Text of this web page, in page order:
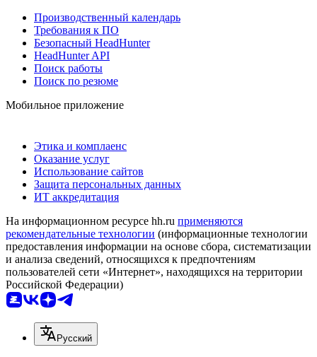
Производственный календарь
Требования к ПО
Безопасный HeadHunter
HeadHunter API
Поиск работы
Поиск по резюме
Мобильное приложение
Этика и комплаенс
Оказание услуг
Использование сайтов
Защита персональных данных
ИТ аккредитация
На информационном ресурсе hh.ru применяются
рекомендательные технологии (информационные технологии
предоставления информации на основе сбора, систематизации
и анализа сведений, относящихся к предпочтениям
пользователей сети «Интернет», находящихся на территории
Российской Федерации)
Русский